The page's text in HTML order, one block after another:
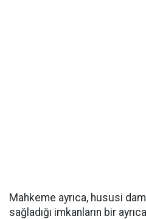
Mahkeme ayrıca, hususi
sağladığı imkanların bir